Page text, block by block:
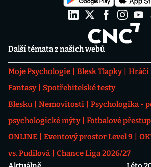
Další témata z našich webů
Moje Psychologie Blesk Tlapky Hráči
Fantasy
Spotřebitelské testy
Blesku
Nemovitosti
Psychologika -
psychologické mýty
Fotbalové
ONLINE
Eventový prostor Level 9
vs. Pudilová
Chance Liga 2026/27